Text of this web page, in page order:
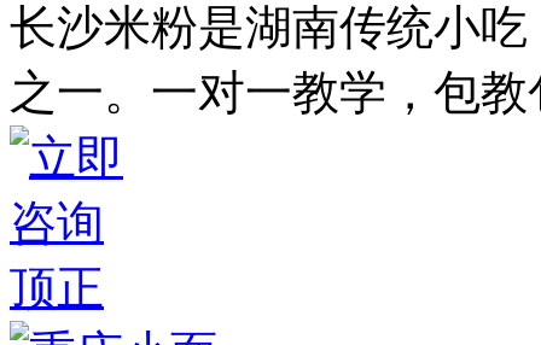
长沙米粉是湖南传统小
之一。一对一教学，包